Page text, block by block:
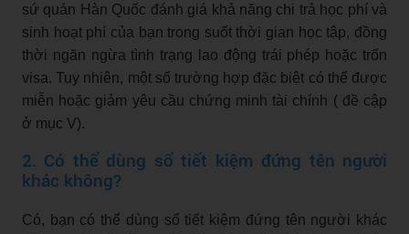
sứ quán Hàn Quốc đánh giá khả năng chi trả học phí và
sinh hoạt phí của bạn trong suốt thời gian học tập, đồng
thời ngăn ngừa tình trạng lao động trái phép hoặc trốn
visa. Tuy nhiên, một số trường hợp đặc biệt có thể được
miễn hoặc giảm yêu cầu chứng minh tài chính ( đề cập
ở mục V).
2. Có thể dùng sổ tiết kiệm đứng tên người
khác không?
Có, bạn có thể dùng sổ tiết kiệm đứng tên người khác